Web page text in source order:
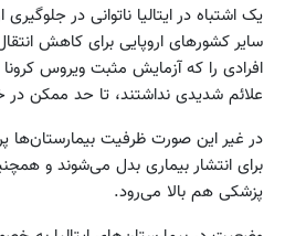
یک اشتباه در ایتالیا ناتوانی در
سایر کشورهای اروپایی برای کاهش
افرادی را که آزمایش مثبت ویروس
علائم شدیدی نداشتند، تا حد ممکن در
در غیر این صورت ظرفیت بیمارستان‌ها
برای انتشار بیماری بدل می‌شوند و
پزشکی هم بالا می‌رود.